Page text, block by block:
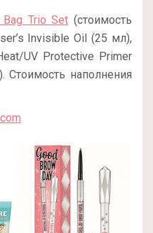
Bag Trio Set (стоимость
Invisible Oil (25 мл),
UV Protective Primer
наполнения